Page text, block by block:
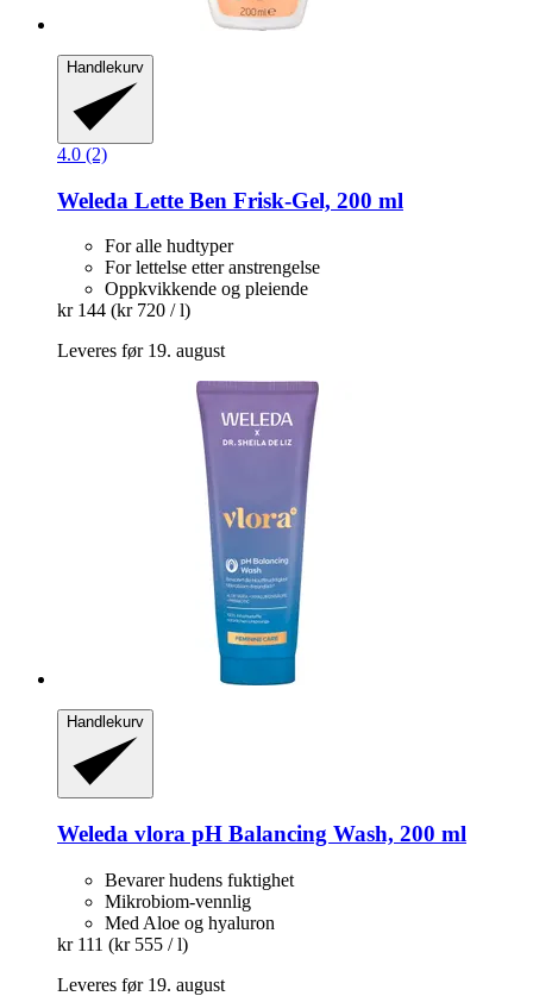
Handlekurv
4.0 (2)
Weleda Lette Ben Frisk-​Gel, 200 ml
For alle hudtyper
For lettelse etter anstrengelse
Oppkvikkende og pleiende
kr 144 (kr 720 / l)
Leveres før 19. august
Handlekurv
Weleda vlora pH Balancing Wash, 200 ml
Bevarer hudens fuktighet
Mikrobiom-vennlig
Med Aloe og hyaluron
kr 111 (kr 555 / l)
Leveres før 19. august